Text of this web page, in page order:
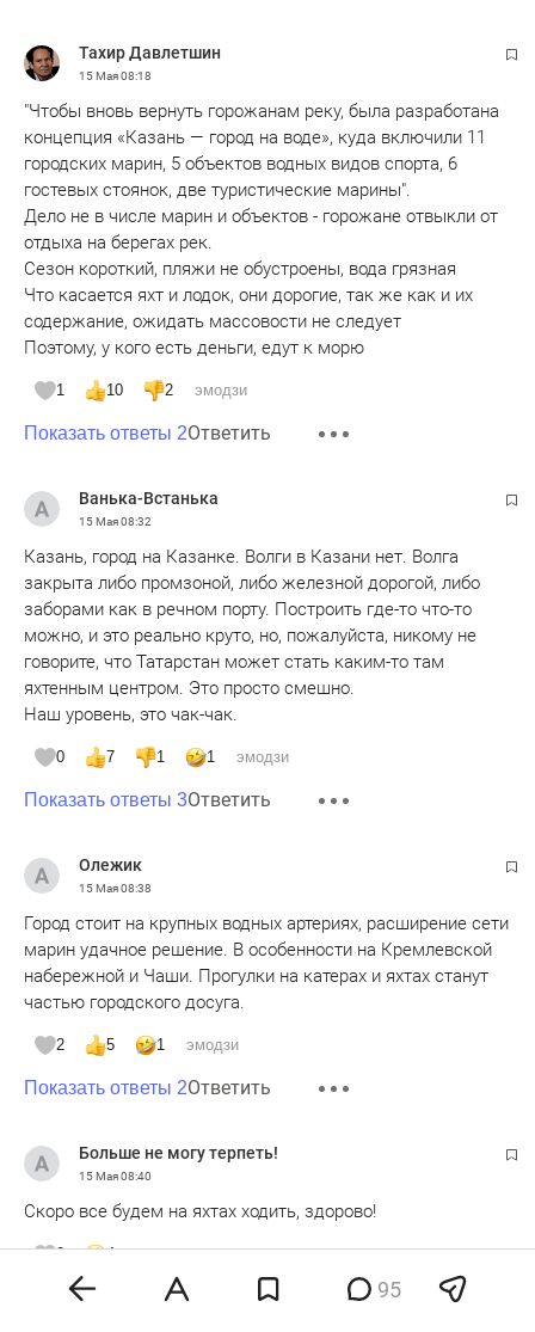
Тахир Давлетшин
15 Мая08:18
"Чтобы вновь вернуть горожанам реку, была разработана
концепция «Казань — город на воде», куда включили 11
городских марин, 5 объектов водных видов спорта, 6
гостевых стоянок, две туристические марины".
Дело не в числе марин и объектов - горожане отвыкли от
отдыха на берегах рек.
Сезон короткий, пляжи не обустроены, вода грязная
Что касается яхт и лодок, они дорогие, так же как и их
содержание, ожидать массовости не следует
Поэтому, у кого есть деньги, едут к морю
1 10 2 эмодзи
Показать ответы 2Ответить
Ванька-Встанька
15 Мая08:32
Казань, город на Казанке. Волги в Казани нет. Волга
закрыта либо промзоной, либо железной дорогой, либо
заборами как в речном порту. Построить где-то что-то
можно, и это реально круто, но, пожалуйста, никому не
говорите, что Татарстан может стать каким-то там
яхтенным центром. Это просто смешно.
Наш уровень, это чак-чак.
0 7 1 1 эмодзи
Показать ответы 3Ответить
Олежик
15 Мая08:38
Город стоит на крупных водных артериях, расширение сети
марин удачное решение. В особенности на Кремлевской
набережной и Чаши. Прогулки на катерах и яхтах станут
частью городского досуга.
2 5 1 эмодзи
Показать ответы 2Ответить
Больше не могу терпеть!
15 Мая08:40
Скоро все будем на яхтах ходить, здорово!
0 4 эмодзи
Показать ответы 2Ответить 95